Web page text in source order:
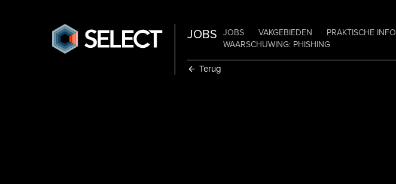
JOBS JOBS VAKGEBIEDEN PRAKTISCHE INFO
WAARSCHUWING: PHISHING
Terug